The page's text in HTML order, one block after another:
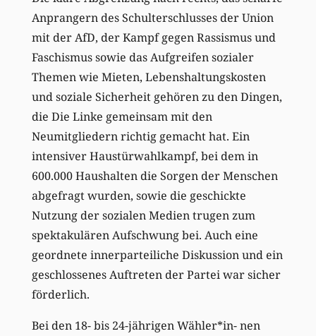
Anprangern des Schulterschlusses der Union
mit der AfD, der Kampf gegen Rassismus und
Faschismus sowie das Aufgreifen sozialer
Themen wie Mieten, Lebenshaltungskosten
und soziale Sicherheit gehören zu den Dingen,
die Die Linke gemeinsam mit den
Neumitgliedern richtig gemacht hat. Ein
intensiver Haustürwahlkampf, bei dem in
600.000 Haushalten die Sorgen der Menschen
abgefragt wurden, sowie die geschickte
Nutzung der sozialen Medien trugen zum
spektakulären Aufschwung bei. Auch eine
geordnete innerparteiliche Diskussion und ein
geschlossenes Auftreten der Partei war sicher
förderlich.
Bei den 18- bis 24-jährigen Wähler*in- nen